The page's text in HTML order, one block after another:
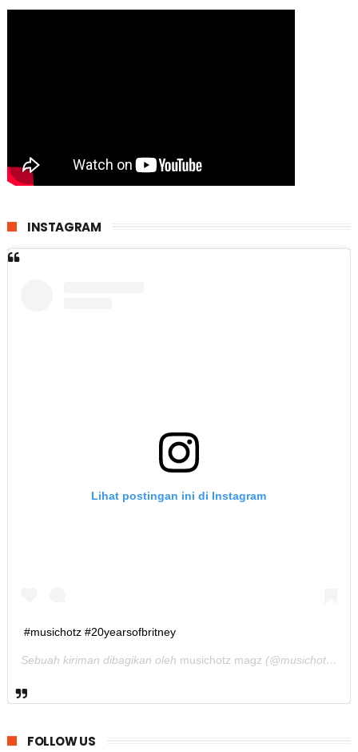
INSTAGRAM
Lihat postingan ini di Instagram
#musichotz #20yearsofbritney
Sebuah kiriman dibagikan oleh musichotz magz (@musichotz) pada
FOLLOW US